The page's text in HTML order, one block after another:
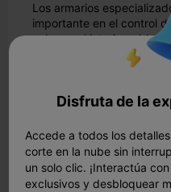
Los armarios
importante en el control
calor en el interior y
exterior. Los armarios
refrigeración reducen la
tabla muestra cómo
Métrica /
Observaci
ón
Disfruta de la
Accede a todos los
corte en la nube sin
un solo clic. ¡Interactúa
exclusivos y desbloquear